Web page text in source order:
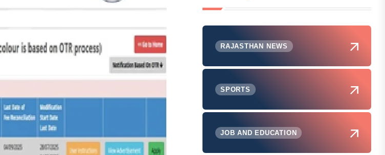
RAJASTHAN NEWS
SPORTS
JOB AND EDUCATION